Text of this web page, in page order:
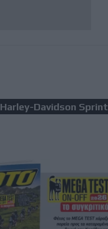
Harley-Davidson Sprint